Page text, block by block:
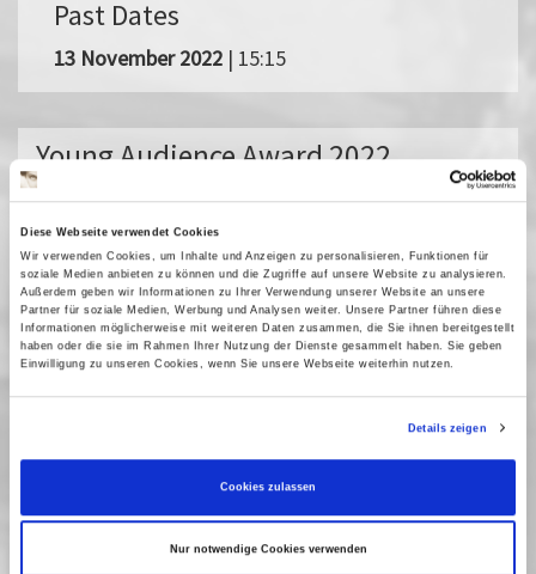
Diese Webseite verwendet Cookies
Wir verwenden Cookies, um Inhalte und Anzeigen zu personalisieren, Funktionen für
soziale Medien anbieten zu können und die Zugriffe auf unsere Website zu analysieren.
Außerdem geben wir Informationen zu Ihrer Verwendung unserer Website an unsere
Partner für soziale Medien, Werbung und Analysen weiter. Unsere Partner führen diese
Informationen möglicherweise mit weiteren Daten zusammen, die Sie ihnen bereitgestellt
haben oder die sie im Rahmen Ihrer Nutzung der Dienste gesammelt haben. Sie geben
Einwilligung zu unseren Cookies, wenn Sie unsere Webseite weiterhin nutzen.
Details zeigen
Cookies zulassen
Nur notwendige Cookies verwenden
Past Dates
13 November 2022 | 15:15
Young Audience Award 2022
Die Auszeichnung für den besten europäischen Kinderfilm der
Jahren aus ganz Europa. Erstmals wird die Berlin-
Brandenburgische Jury im Kino des Filmmuseums Potsdam
zusammenkommen und die drei nominierten Filme auf großer
Leinwand begutachten und diskutieren. Gemeinsam mit den
anderen Jugendjurys wird dann entschieden.
Die Teilnahme inklusive Catering ist kostenfrei.
Bewerbungen bis 31.10. an:b.rabe@filmmuseum-